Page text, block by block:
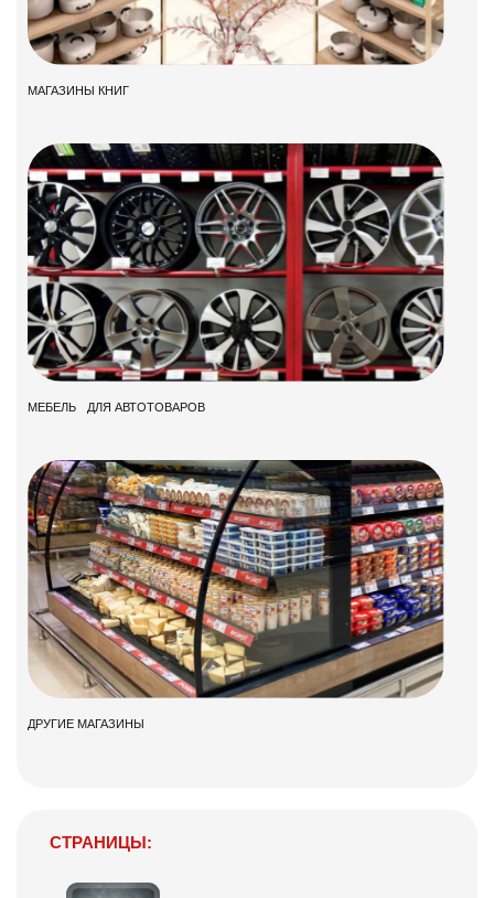
МАГАЗИНЫ КНИГ
МЕБЕЛЬ ДЛЯ АВТОТОВАРОВ
ДРУГИЕ МАГАЗИНЫ
СТРАНИЦЫ: